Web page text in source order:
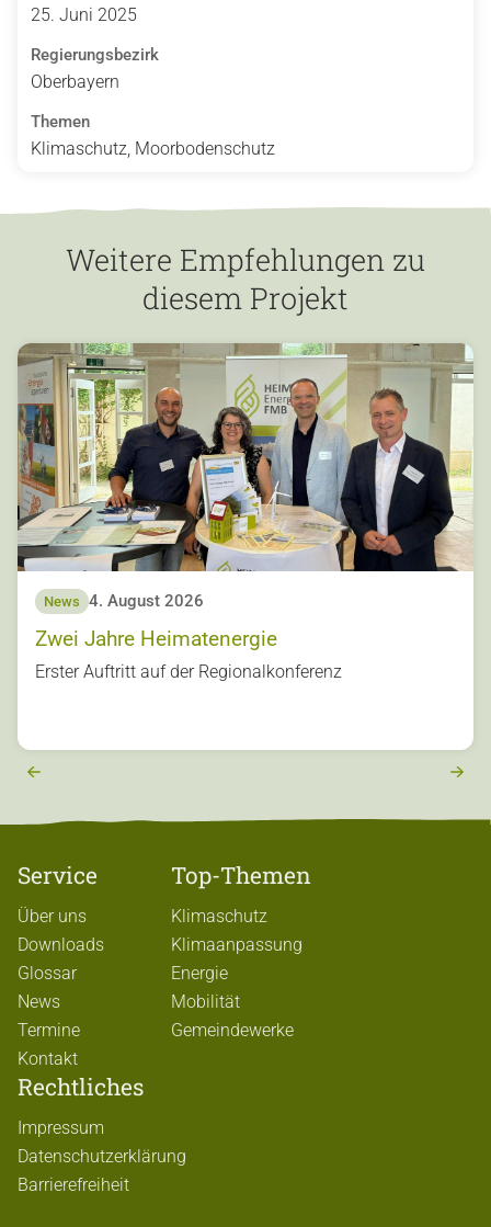
25. Juni 2025
Regierungsbezirk
Oberbayern
Themen
Klimaschutz, Moorbodenschutz
Weitere Empfehlungen zu
diesem Projekt
r
u
News 4. August 2026
Zwei Jahre Heimatenergie
Erster Auftritt auf der Regionalkonferenz
Service
Über uns
Downloads
Glossar
News
Termine
Kontakt
Top-Themen
Klimaschutz
Klimaanpassung
Energie
Mobilität
Gemeindewerke
Rechtliches
Impressum
Datenschutzerklärung
Barrierefreiheit